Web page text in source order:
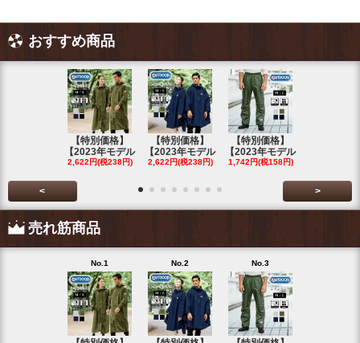
おすすめ商品
【特別価格】
【2023年モデル
2,622円(税238円)
【特別価格】
【2023年モデル
2,622円(税238円)
【特別価格】
【2023年モデル
1,742円(税158円)
< >
売れ筋商品
No.1 No.2 No.3